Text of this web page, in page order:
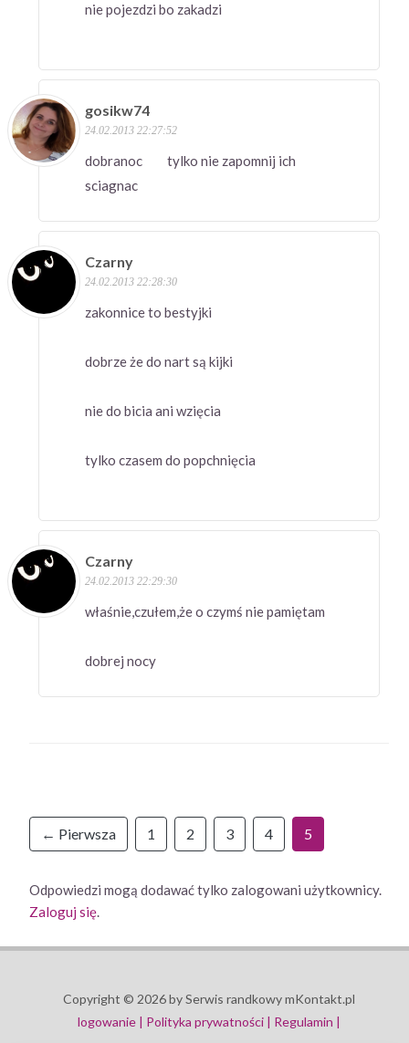
nie pojezdzi bo zakadzi
gosikw74
24.02.2013 22:27:52
dobranoc tylko nie zapomnij ich
sciagnac
Czarny
24.02.2013 22:28:30
zakonnice to bestyjki
dobrze że do nart są kijki
nie do bicia ani wzięcia
tylko czasem do popchnięcia
Czarny
24.02.2013 22:29:30
właśnie,czułem,że o czymś nie pamiętam
dobrej nocy
← Pierwsza 1 2 3 4 5
Odpowiedzi mogą dodawać tylko zalogowani użytkownicy.
Zaloguj się.
Copyright © 2026 by Serwis randkowy mKontakt.pl
logowanie | Polityka prywatności | Regulamin |